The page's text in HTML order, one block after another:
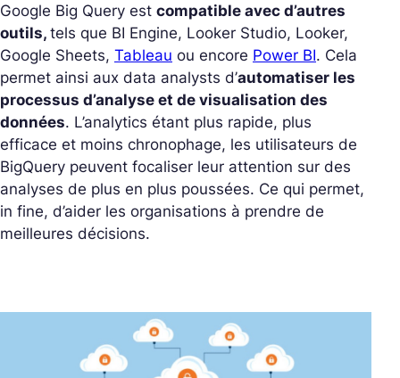
Google Big Query est compatible avec d’autres
outils, tels que BI Engine, Looker Studio, Looker,
Google Sheets, Tableau ou encore Power BI. Cela
permet ainsi aux data analysts d’automatiser les
processus d’analyse et de visualisation des
données. L’analytics étant plus rapide, plus
efficace et moins chronophage, les utilisateurs de
BigQuery peuvent focaliser leur attention sur des
analyses de plus en plus poussées. Ce qui permet,
in fine, d’aider les organisations à prendre de
meilleures décisions.